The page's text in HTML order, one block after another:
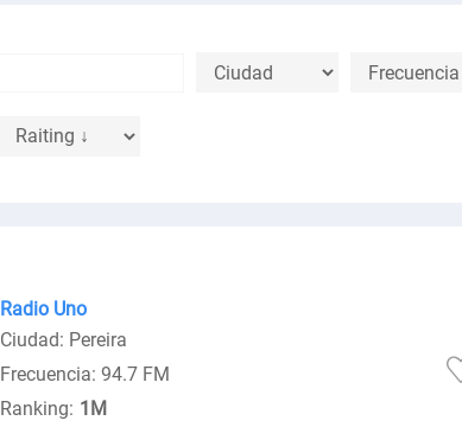
Radio Uno
Ciudad: Pereira
Frecuencia: 94.7 FM
Ranking: 1M